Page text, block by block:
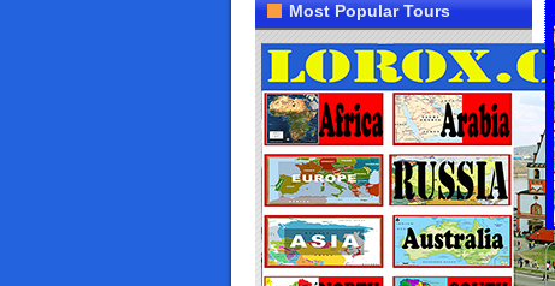
Most Popular Tours